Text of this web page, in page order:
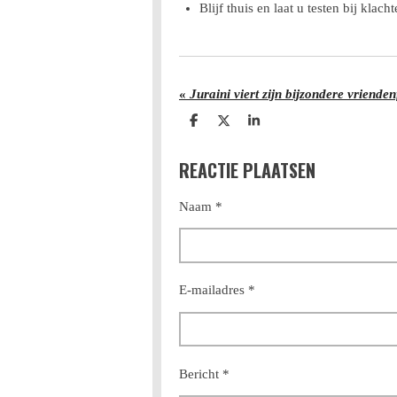
Blijf thuis en laat u testen bij
« Juraini viert zijn bijzondere
D
e
n
D
l
S
r
e
REACTIE PLAATSEN
Naam *
E-mailadres *
Bericht *